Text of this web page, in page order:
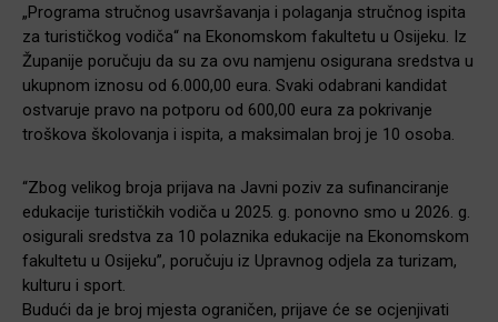
„Programa stručnog usavršavanja i polaganja stručnog ispita
za turističkog vodiča“ na Ekonomskom fakultetu u Osijeku. Iz
Županije poručuju da su za ovu namjenu osigurana sredstva u
ukupnom iznosu od 6.000,00 eura. Svaki odabrani kandidat
ostvaruje pravo na potporu od 600,00 eura za pokrivanje
troškova školovanja i ispita, a maksimalan broj je 10 osoba.
“Zbog velikog broja prijava na Javni poziv za sufinanciranje
edukacije turističkih vodiča u 2025. g. ponovno smo u 2026. g.
osigurali sredstva za 10 polaznika edukacije na Ekonomskom
fakultetu u Osijeku”, poručuju iz Upravnog odjela za turizam,
kulturu i sport.
Budući da je broj mjesta ograničen, prijave će se ocjenjivati